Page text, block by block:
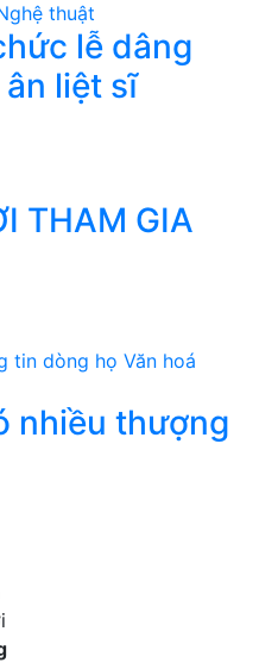
thuật
lễ dâng
liệt sĩ
THAM GIA
tin dòng họ Văn hoá
nhiều thượng